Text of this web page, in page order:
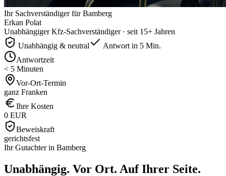
Ihr Sachverständiger fürBamberg
Erkan Polat
Unabhängiger Kfz-Sachverständiger · seit 15+ Jahren
Unabhängig & neutral
Antwort in 5 Min.
Antwortzeit
< 5 Minuten
Vor-Ort-Termin
ganz Franken
Ihre Kosten
0 EUR
Beweiskraft
gerichtsfest
Ihr Gutachter in Bamberg
Unabhängig. Vor Ort. Auf Ihrer Seite.